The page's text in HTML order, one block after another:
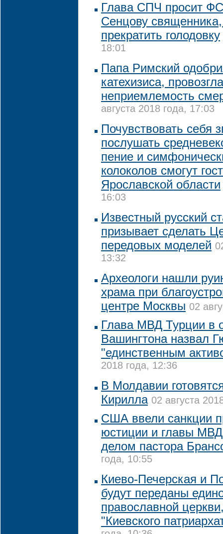
Глава СПЧ просит
Сенцову
прекратить голодовку
18:01
Папа Римский
катехизиса,
неприемлемость
августа 2018 года, 17:03
Почувствовать себя
послушать
пение и
колоколов смогут
Ярославской области
16:03
Известный русский
призывает сделать
передовых моделей
13:32
Археологи нашли
храма при
центре Москвы 02
Глава МВД Турции в
Вашингтона назвал
"единственным
2018 года, 12:36
В Молдавии
Кирилла 02 августа
США ввели санкции
юстиции и главы
делом пастора
года, 10:55
Киево-Печерская и
будут переданы
православной
"Киевского